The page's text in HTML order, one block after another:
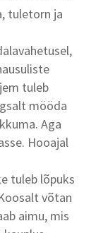
tuletorn ja
tuleb
mööda
Aga
Hooajal
tuleb lõpuks
võtan
aimu, mis